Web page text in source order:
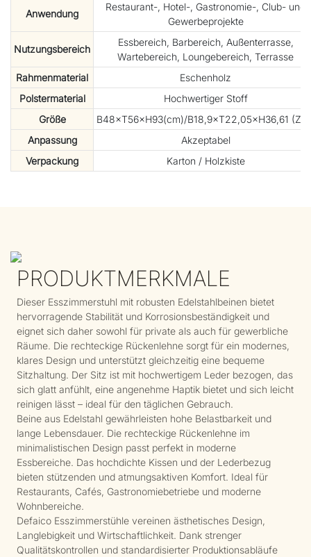
Anwendung
Restaurant-, Hotel-, Gastronomie-, Club- und
Gewerbeprojekte
Nutzungsbereich
Essbereich, Barbereich, Außenterrasse,
Wartebereich, Loungebereich, Terrasse
Rahmenmaterial
Eschenholz
Polstermaterial
Hochwertiger Stoff
Größe
B48×T56×H93(cm)/B18,9×T22,05×H36,61
Anpassung
Akzeptabel
Verpackung
Karton / Holzkiste
PRODUKTMERKMALE
Dieser Esszimmerstuhl mit robusten Edelstahlbeinen bietet
hervorragende Stabilität und Korrosionsbeständigkeit und
eignet sich daher sowohl für private als auch für gewerbliche
Räume. Die rechteckige Rückenlehne sorgt für ein modernes,
klares Design und unterstützt gleichzeitig eine bequeme
Sitzhaltung. Der Sitz ist mit hochwertigem Leder bezogen, das
sich glatt anfühlt, eine angenehme Haptik bietet und sich leicht
reinigen lässt – ideal für den täglichen Gebrauch.
Beine aus Edelstahl gewährleisten hohe Belastbarkeit und
lange Lebensdauer. Die rechteckige Rückenlehne im
minimalistischen Design passt perfekt in moderne
Essbereiche. Das hochdichte Kissen und der Lederbezug
bieten stützenden und atmungsaktiven Komfort. Ideal für
Restaurants, Cafés, Gastronomiebetriebe und moderne
Wohnbereiche.
Defaico Esszimmerstühle vereinen ästhetisches Design,
Langlebigkeit und Wirtschaftlichkeit. Dank strenger
Qualitätskontrollen und standardisierter Produktionsabläufe